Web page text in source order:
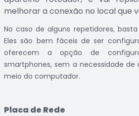
melhorar a conexão no local que
No caso de alguns repetidores,
Eles são bem fáceis de ser
oferecem a opção de
smartphones, sem a necessidade
meio do computador.
Placa de Rede